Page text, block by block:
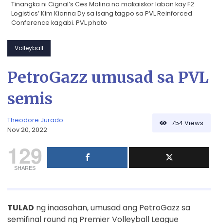
Tinangka ni Cignal’s Ces Molina na makaiskor laban kay F2
Logistics’ Kim Kianna Dy sa isang tagpo sa PVL Reinforced
Conference kagabi. PVL photo
Volleyball
PetroGazz umusad sa PVL
semis
Theodore Jurado
Nov 20, 2022
754Views
129
SHARES
TULAD ng inaasahan, umusad ang PetroGazz sa
semifinal round ng Premier Volleyball League